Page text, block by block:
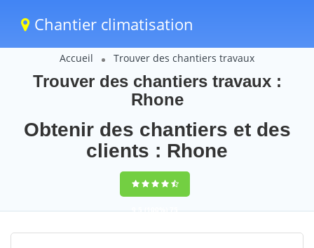
Chantier climatisation
Accueil Trouver des chantiers travaux
Trouver des chantiers travaux :
Rhone
Obtenir des chantiers et des
clients : Rhone
9,5(100%)75
votes